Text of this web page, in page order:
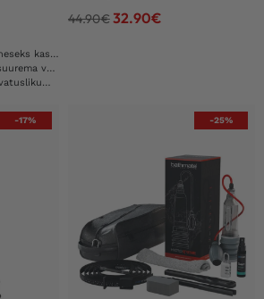
kasvuks
jaoks
44.90€32.90€
-17% -25%